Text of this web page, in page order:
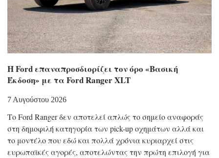
Η Ford επαναπροσδιορίζει τον όρο «Βασική
Έκδοση» με τα Ford Ranger XLT
7 Αυγούστου 2026
Το Ford Ranger δεν αποτελεί απλώς το σημείο αναφοράς
στη δημοφιλή κατηγορία των pick-up οχημάτων αλλά και
το μοντέλο που εδώ και πολλά χρόνια κυριαρχεί στις
ευρωπαϊκές αγορές, αποτελώντας την πρώτη επιλογή για